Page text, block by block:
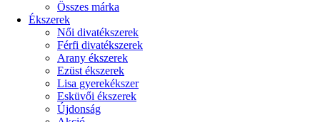
Összes márka
Ékszerek
Női divatékszerek
Férfi divatékszerek
Arany ékszerek
Ezüst ékszerek
Lisa gyerekékszer
Esküvői ékszerek
Újdonság